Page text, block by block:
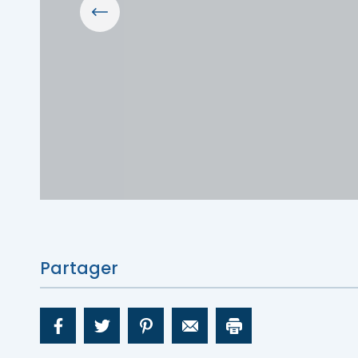
Escapades familiales
Porte-parole Mikaël Kingsbury
Carte des attraits
Calendrier
Mariages
Partager